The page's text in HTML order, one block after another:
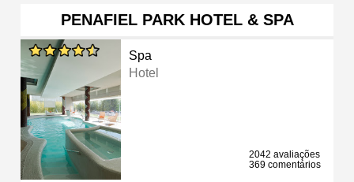
PENAFIEL PARK HOTEL & SPA
Spa
Hotel
2042 avaliações
369 comentários